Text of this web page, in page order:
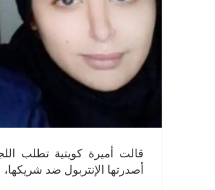
قالت أميرة كويتية تطلب
أصدرتها الإنتربول ضد شريكها،